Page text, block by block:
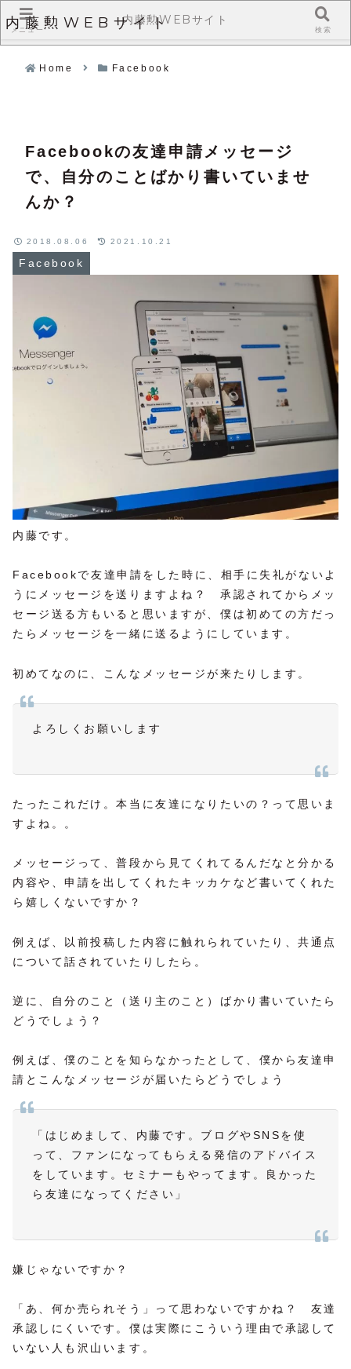
内藤勲WEBサイト
Home Facebook
Facebookの友達申請メッセージ
で、自分のことばかり書いていませ
んか？
Facebook
2018.08.06 2021.10.21
内藤です。
Facebookで友達申請をした時に、相手に失礼がないよ
うにメッセージを送りますよね？ 承認されてからメッ
セージ送る方もいると思いますが、僕は初めての方だっ
たらメッセージを一緒に送るようにしています。
初めてなのに、こんなメッセージが来たりします。
よろしくお願いします
たったこれだけ。本当に友達になりたいの？って思いま
すよね。。
メッセージって、普段から見てくれてるんだなと分かる
内容や、申請を出してくれたキッカケなど書いてくれた
ら嬉しくないですか？
例えば、以前投稿した内容に触れられていたり、共通点
について話されていたりしたら。
逆に、自分のこと（送り主のこと）ばかり書いていたら
どうでしょう？
例えば、僕のことを知らなかったとして、僕から友達申
請とこんなメッセージが届いたらどうでしょう
「はじめまして、内藤です。ブログやSNSを使
って、ファンになってもらえる発信のアドバイス
をしています。セミナーもやってます。良かった
ら友達になってください」
嫌じゃないですか？
「あ、何か売られそう」って思わないですかね？ 友達
承認しにくいです。僕は実際にこういう理由で承認して
いない人も沢山います。
メニュー
内藤勲WEBサイト
検索